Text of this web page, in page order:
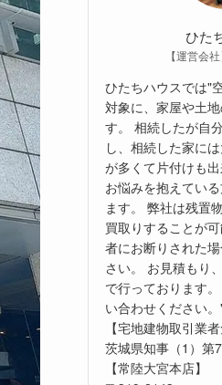
ひた
【運営会
ひたちハウスでは"
対象に、家屋や土
す。 相続したが自
し、相続した家に
が多くて片付けも
お悩みを抱えてい
ます。 弊社は残置
買取りすることが
者にお断りされた
さい。 お見積もり
で行っております
い合わせください
【宅地建物取引業
茨城県知事（1）第
【常陸大宮本店】